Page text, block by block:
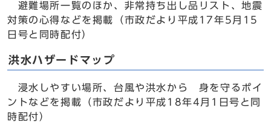
避難場所一覧のほか、非常持ち出し品リスト、地震
対策の心得などを掲載（市政だより平成17年5月15
日号と同時配付）
洪水ハザードマップ
浸水しやすい場所、台風や洪水から 身を守るポイ
ントなどを掲載（市政だより平成18年4月1日号と同
時配付）